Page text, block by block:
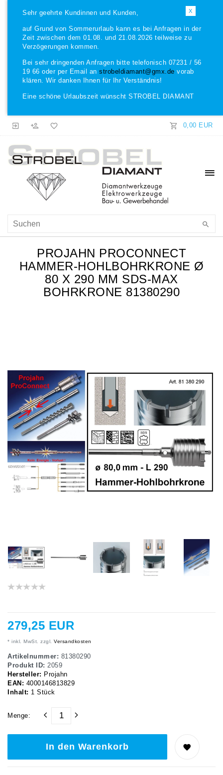
X
Sehr geehrte Kundinnen und Kunden,
auf Grund von Sommerurlaub kann es bei Anfragen in der
Zeit zwischen dem 01.08. und 21.08.2026 teilweise zu
Verzögerungen kommen.
Bei sehr dringenden Anfragen bitte telefonisch 07231 / 56
19 66 oder per Email an strobeldiamant@gmx.de vorab
klären. Wir danken Ihnen für Ihr Verständnis!
Eine schöne Urlaubszeit wünscht STROBEL DIAMANT
0,00 EUR
PROJAHN PROCONNECT
HAMMER-HOHLBOHRKRONE Ø
80 X 290 MM SDS-MAX
BOHRKRONE 81380290
279,25 EUR
* inkl. MwSt. zzgl. Versandkosten
Artikelnummer: 81380290
Produkt ID: 2059
Hersteller: Projahn
EAN: 4000146813829
Inhalt: 1 Stück
Menge:
In den Warenkorb